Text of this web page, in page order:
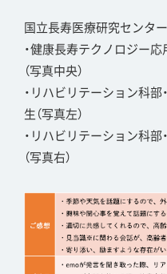
国立長寿医療研究センタ
・健康長寿テクノロジー
（写真中央）
・リハビリテーション科
生（写真左）
・リハビリテーション科
（写真右）